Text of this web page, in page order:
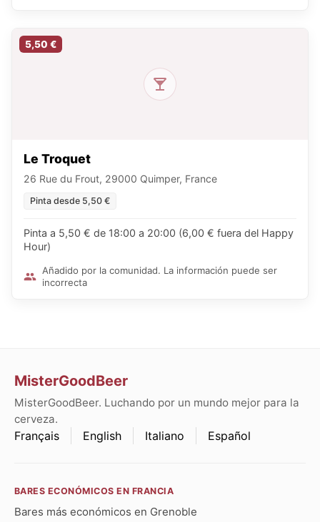
5,50 €
Le Troquet
26 Rue du Frout, 29000 Quimper, France
Pinta desde 5,50 €
Pinta a 5,50 € de 18:00 a 20:00 (6,00 € fuera del Happy
Hour)
Añadido por la comunidad. La información puede ser
incorrecta
MisterGoodBeer
MisterGoodBeer. Luchando por un mundo mejor para la
cerveza.
Français English Italiano Español
BARES ECONÓMICOS EN FRANCIA
Bares más económicos en Grenoble